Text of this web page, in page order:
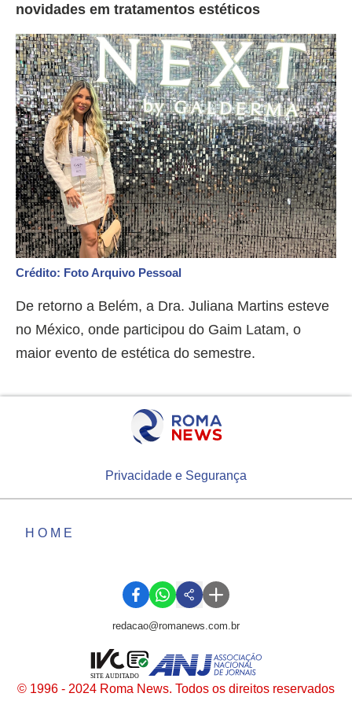
novidades em tratamentos estéticos
Crédito: Foto Arquivo Pessoal
De retorno a Belém, a Dra. Juliana Martins esteve
no México, onde participou do Gaim Latam, o
maior evento de estética do semestre.
Privacidade e Segurança
HOME
redacao@romanews.com.br
© 1996 - 2024 Roma News. Todos os direitos reservados
SITE AUDITADO